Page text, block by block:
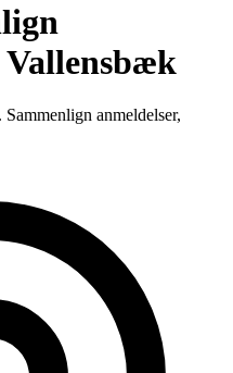
Sammenlign anmeldelser,